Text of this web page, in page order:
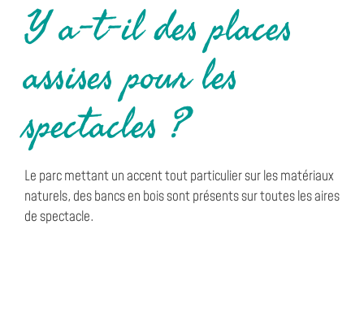
Y a-t-il des places
assises pour les
spectacles ?
Le parc mettant un accent tout particulier sur les matériaux
naturels, des bancs en bois sont présents sur toutes les aires
de spectacle.